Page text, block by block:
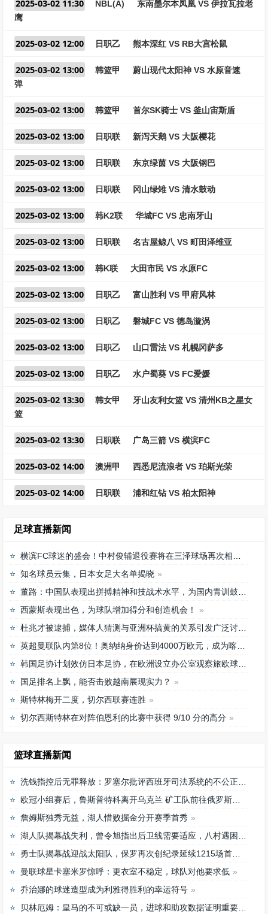
2025-03-02 11:30 NBL(A)
东南墨尔本凤凰 VS 伊拉瓦拉老
鹰
2025-03-02 12:00 日职乙 熊本深红 VS RB大宫松鼠
2025-03-02 13:00 韩篮甲
蔚山现代太阳神 VS 水原音速
弹
2025-03-02 13:00 韩篮甲 首尔SK骑士 VS 釜山宙斯盾
2025-03-02 13:00 日职联 新泻天鹅 VS 大阪樱花
2025-03-02 13:00 日职联 东京绿茵 VS 大阪钢巴
2025-03-02 13:00 日职联 冈山绿雉 VS 清水鼓动
2025-03-02 13:00 韩K2联 华城FC VS 忠南牙山
2025-03-02 13:00 日职联 名古屋鲸八 VS 町田泽维亚
2025-03-02 13:00 韩K联 大田市民 VS 水原FC
2025-03-02 13:00 日职乙 富山胜利 VS 甲府风林
2025-03-02 13:00 日职乙 磐城FC VS 德岛漩涡
2025-03-02 13:00 日职乙 山口雷法 VS 札幌冈萨多
2025-03-02 13:00 日职乙 水户蜀葵 VS FC爱媛
2025-03-02 13:30 韩女甲
牙山友利女篮 VS 清州KB之星女
篮
2025-03-02 13:30 日职联 广岛三箭 VS 横滨FC
2025-03-02 14:00 澳洲甲 西悉尼流浪者 VS 珀斯光荣
2025-03-02 14:00 日职联 浦和红钻 VS 柏太阳神
足球直播新闻
横滨FC球迷的盛会！中村俊辅退役赛将在三泽球场再次相聚
知名球员云集，日本女足大名单揭晓
董路：中国队表现出拼搏精神和技战术水平，为国内青训鼓舞
西蒙斯表现出色，为球队增加得分和创造机会！
杜兆才被逮捕，媒体人猜测与亚洲杯搞黄的关系引发广泛讨论
英超曼联队内第8位！奥纳纳身价达到4000万欧元，成为喀麦隆最贵门将
韩国足协计划效仿日本足协，在欧洲设立办公室观察旅欧球员的身体情况
国足排名上飘，能否击败越南展现实力？
斯特林梅开二度，切尔西联赛连胜
切尔西斯特林在对阵伯恩利的比赛中获得 9/10 分的高分
篮球直播新闻
洗钱指控后无罪释放：罗塞尔批评西班牙司法系统的不公正待遇
欧冠小组赛后，鲁斯普特科离开乌克兰 矿工队前往俄罗斯，未来发展如何？
詹姆斯独秀无益，湖人惜败掘金分开赛季首秀
湖人队揭幕战失利，曾令旭指出后卫线需要适应，八村遇困难
勇士队揭幕战迎战太阳队，保罗再次创纪录延续1215场首发之路
曼联球星卡塞米罗惊呼：更衣室不稳定，球队对他要求低
乔治娜的球迷造型成为利雅得胜利的幸运符号
贝林厄姆：皇马的不可或缺一员，进球和助攻数据证明重要性